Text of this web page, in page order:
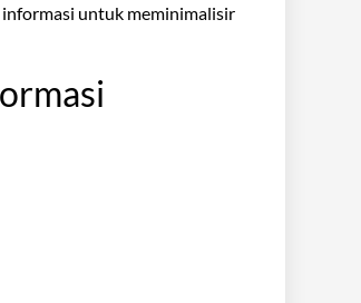
informasi untuk meminimalisir